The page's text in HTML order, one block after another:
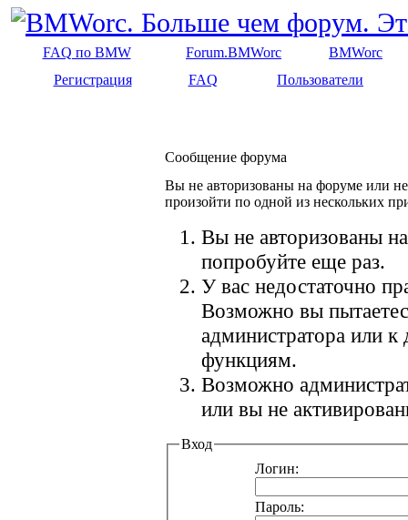
FAQ по BMW Forum.BMWorc
BMWorc
Регистрация
FAQ Пользователи
Сообщение форума
Вы не авторизованы на форуме или
произойти по одной из нескольких
Вы не авторизованы
попробуйте еще раз.
У вас недостаточно
Возможно вы
администратора или
функциям.
Возможно
или вы не
Вход
Логин:
Пароль: